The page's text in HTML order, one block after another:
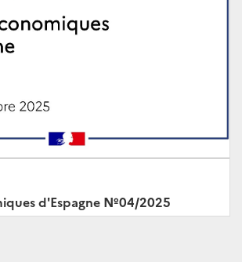
d'Espagne Nº04/2025